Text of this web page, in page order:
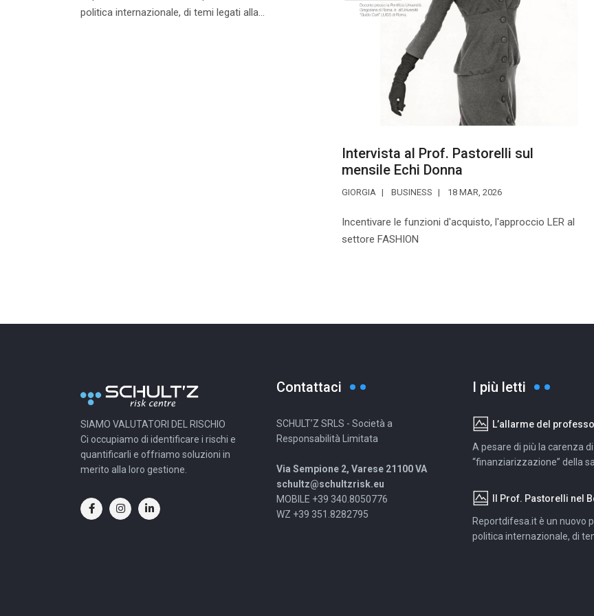
politica internazionale, di temi legati alla...
Intervista al Prof. Pastorelli sul
mensile Echi Donna
GIORGIA BUSINESS 18 MAR, 2026
Incentivare le funzioni d'acquisto, l'approccio LER al
settore FASHION
SIAMO VALUTATORI DEL RISCHIO
Ci occupiamo di identificare i rischi e
quantificarli e offriamo soluzioni in
merito alla loro gestione.
Contattaci
SCHULT’Z SRLS - Società a
Responsabilità Limitata
Via Sempione 2, Varese 21100 VA
schultz@schultzrisk.eu
MOBILE +39 340.8050776
WZ +39 351.8282795
I più letti
L’allarme del professor Luigi Pastorelli al San
A pesare di più la carenza
“finanziarizzazione” della
Il Prof. Pastorelli nel Board
Reportdifesa.it è un nuovo
politica internazionale, di